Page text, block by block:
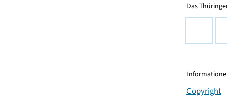
Das
Copyright